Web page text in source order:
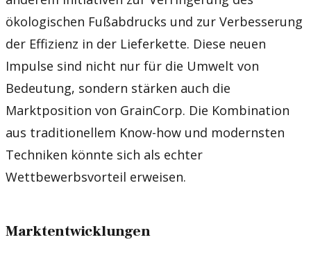
ökologischen Fußabdrucks und zur Verbesserung
der Effizienz in der Lieferkette. Diese neuen
Impulse sind nicht nur für die Umwelt von
Bedeutung, sondern stärken auch die
Marktposition von GrainCorp. Die Kombination
aus traditionellem Know-how und modernsten
Techniken könnte sich als echter
Wettbewerbsvorteil erweisen.
Marktentwicklungen